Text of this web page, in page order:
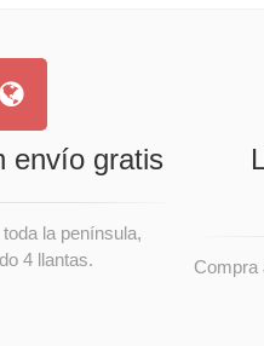
envío gratis
la península,
4 llantas.
Compra